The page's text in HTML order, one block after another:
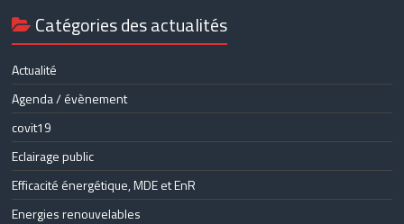
Catégories des actualités
Actualité
Agenda / évènement
covit19
Eclairage public
Efficacité énergétique, MDE et EnR
Energies renouvelables